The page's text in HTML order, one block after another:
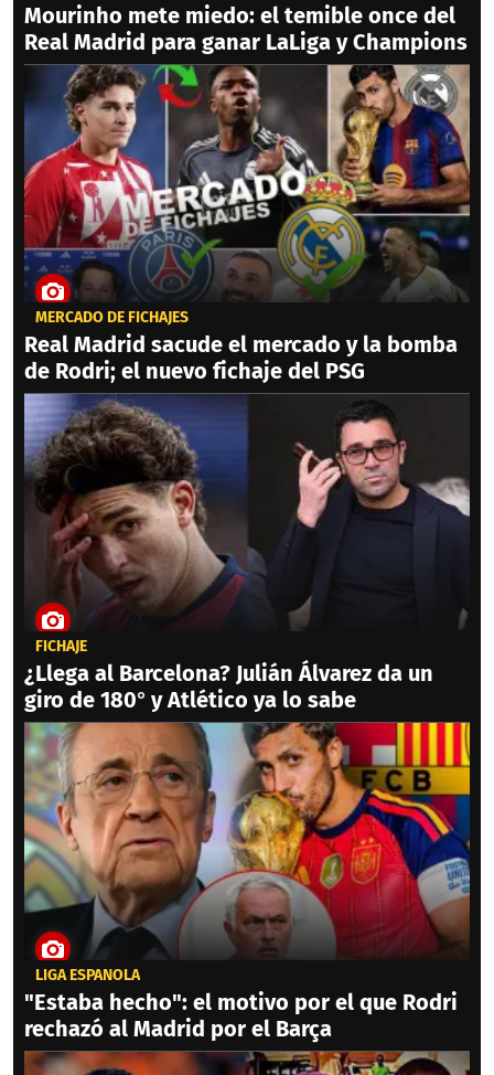
Mourinho mete miedo: el temible once del
Real Madrid para ganar LaLiga y Champions
MERCADO DE FICHAJES
Real Madrid sacude el mercado y la bomba
de Rodri; el nuevo fichaje del PSG
FICHAJE
¿Llega al Barcelona? Julián Álvarez da un
giro de 180° y Atlético ya lo sabe
LIGA ESPAÑOLA
"Estaba hecho": el motivo por el que Rodri
rechazó al Madrid por el Barça